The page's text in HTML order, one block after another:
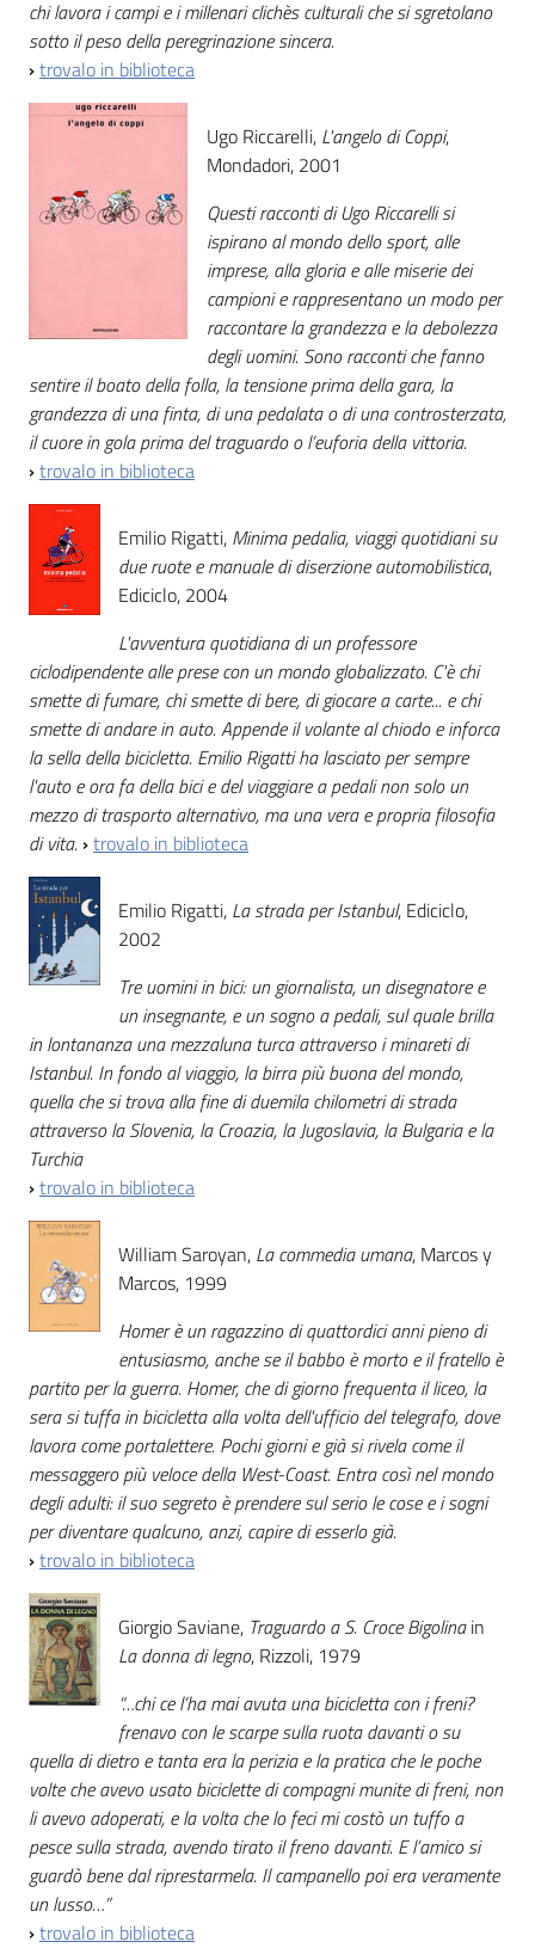
chi lavora i campi e i millenari clichès culturali che si sgretolano
sotto il peso della peregrinazione sincera.
›trovalo in biblioteca
Ugo Riccarelli, L'angelo di Coppi,
Mondadori, 2001
Questi racconti di Ugo Riccarelli si
ispirano al mondo dello sport, alle
imprese, alla gloria e alle miserie dei
campioni e rappresentano un modo per
raccontare la grandezza e la debolezza
degli uomini. Sono racconti che fanno
sentire il boato della folla, la tensione prima della gara, la
grandezza di una finta, di una pedalata o di una controsterzata,
il cuore in gola prima del traguardo o l’euforia della vittoria.
›trovalo in biblioteca
Emilio Rigatti, Minima pedalia, viaggi quotidiani su
due ruote e manuale di diserzione automobilistica,
Ediciclo, 2004
L'avventura quotidiana di un professore
ciclodipendente alle prese con un mondo globalizzato. C'è chi
smette di fumare, chi smette di bere, di giocare a carte... e chi
smette di andare in auto. Appende il volante al chiodo e inforca
la sella della bicicletta. Emilio Rigatti ha lasciato per sempre
l'auto e ora fa della bici e del viaggiare a pedali non solo un
mezzo di trasporto alternativo, ma una vera e propria filosofia
di vita. ›trovalo in biblioteca
Emilio Rigatti, La strada per Istanbul, Ediciclo,
2002
Tre uomini in bici: un giornalista, un disegnatore e
un insegnante, e un sogno a pedali, sul quale brilla
in lontananza una mezzaluna turca attraverso i minareti di
Istanbul. In fondo al viaggio, la birra più buona del mondo,
quella che si trova alla fine di duemila chilometri di strada
attraverso la Slovenia, la Croazia, la Jugoslavia, la Bulgaria e la
Turchia
›trovalo in biblioteca
William Saroyan, La commedia umana, Marcos y
Marcos, 1999
Homer è un ragazzino di quattordici anni pieno di
entusiasmo, anche se il babbo è morto e il fratello è
partito per la guerra. Homer, che di giorno frequenta il liceo, la
sera si tuffa in bicicletta alla volta dell'ufficio del telegrafo, dove
lavora come portalettere. Pochi giorni e già si rivela come il
messaggero più veloce della West-Coast. Entra così nel mondo
degli adulti: il suo segreto è prendere sul serio le cose e i sogni
per diventare qualcuno, anzi, capire di esserlo già.
›trovalo in biblioteca
Giorgio Saviane, Traguardo a S. Croce Bigolinain
La donna di legno, Rizzoli, 1979
“…chi ce l’ha mai avuta una bicicletta con i freni?
frenavo con le scarpe sulla ruota davanti o su
quella di dietro e tanta era la perizia e la pratica che le poche
volte che avevo usato biciclette di compagni munite di freni, non
li avevo adoperati, e la volta che lo feci mi costò un tuffo a
pesce sulla strada, avendo tirato il freno davanti. E l’amico si
guardò bene dal riprestarmela. Il campanello poi era veramente
un lusso…”
›trovalo in biblioteca